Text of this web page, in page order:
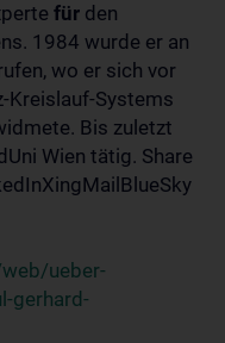
für den
1984 wurde er an
wo er sich vor
Kreislauf-Systems
Bis zuletzt
Wien tätig. Share
ueber-
gerhard-